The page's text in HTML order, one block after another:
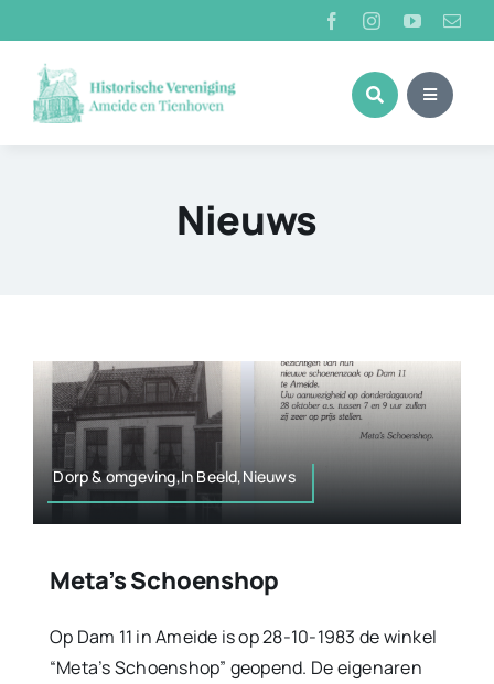
naar
inhoud
Nieuws
Dorp & omgeving,In Beeld,Nieuws
Meta’s Schoenshop
Op Dam 11 in Ameide is op 28-10-1983 de winkel
“Meta’s Schoenshop” geopend. De eigenaren